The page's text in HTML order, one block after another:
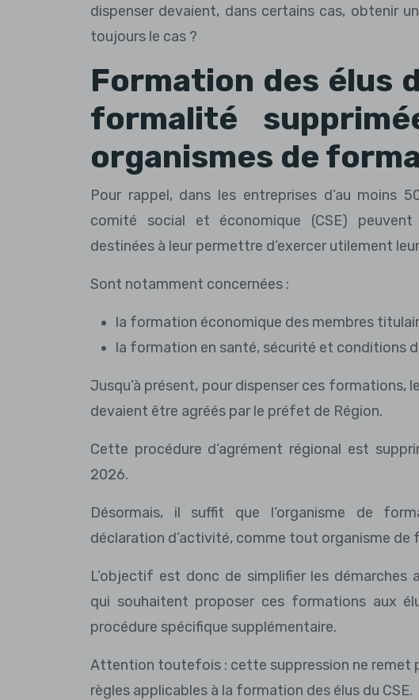
dispenser devaient, dans certains cas, obtenir
toujours le cas ?
Formation des élus
formalité
organismes de
Pour rappel, dans les entreprises d’au moins
comité social et économique (CSE)
destinées à leur permettre d’exercer utilement
Sont notamment concernées :
la formation économique des membres
la formation en santé, sécurité et conditions
Jusqu’à présent, pour dispenser ces formations,
devaient être agréés par le préfet de Région.
Cette procédure d’agrément régional est
2026.
Désormais, il suffit que l’organisme de
déclaration d’activité, comme tout organisme
L’objectif est donc de simplifier les démarches
qui souhaitent proposer ces formations aux
procédure spécifique supplémentaire.
Attention toutefois : cette suppression ne remet
règles applicables à la formation des élus du CSE.